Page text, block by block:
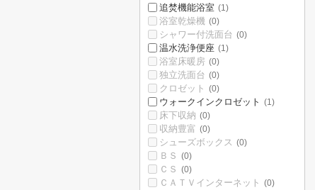
追焚機能浴室 (1)
浴室乾燥機 (0)
シャワー付洗面台 (0)
温水洗浄便座 (1)
浴室床暖房 (0)
独立洗面台 (0)
クロゼット (0)
ウォークインクロゼット (1)
床下収納 (0)
収納豊富 (0)
シューズボックス (0)
ＢＳ (0)
ＣＳ (0)
ＣＡＴＶインターネット (0)